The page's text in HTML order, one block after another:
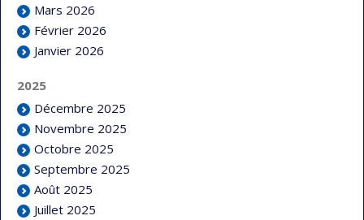
Mars 2026
Février 2026
Janvier 2026
2025
Décembre 2025
Novembre 2025
Octobre 2025
Septembre 2025
Août 2025
Juillet 2025